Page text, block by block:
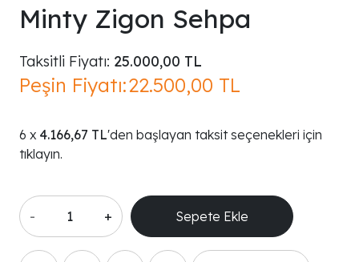
Minty Zigon Sehpa
Taksitli Fiyatı: 25.000,00 TL
Peşin Fiyatı:22.500,00 TL
4.166,67 TL'den başlayan taksit seçenekleri için
tıklayın.
- +